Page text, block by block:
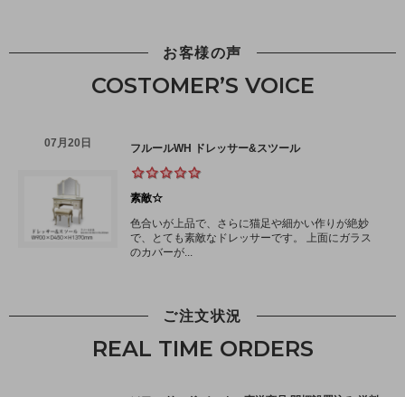
お客様の声
COSTOMER’S VOICE
ご注文状況
REAL TIME ORDERS